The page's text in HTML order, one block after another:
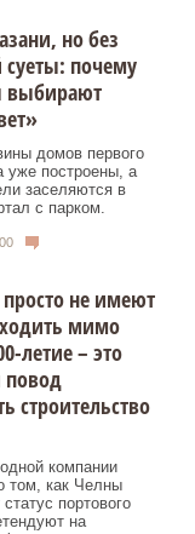
но без
суеты: почему
выбирают
домов первого
уже построены, а
заселяются в
с парком.
не имеют
мимо
летие – это
строительство
компании
том, как Челны
портового
на